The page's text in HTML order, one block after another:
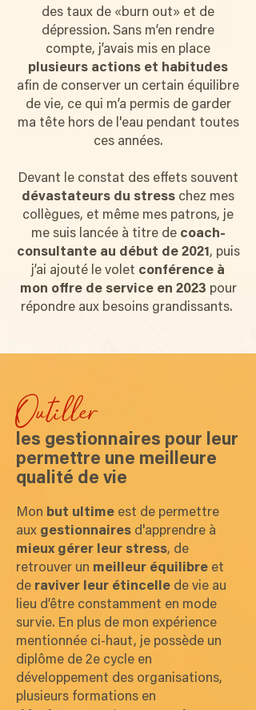
des taux de «burn out» et de
dépression. Sans m’en rendre
compte, j’avais mis en place
plusieurs actions et habitudes
afin de conserver un certain équilibre
de vie, ce qui m’a permis de garder
ma tête hors de l'eau pendant toutes
ces années.
Devant le constat des effets souvent
dévastateurs du stress chez mes
collègues, et même mes patrons, je
me suis lancée à titre de coach-
consultante au début de 2021, puis
j’ai ajouté le volet conférence à
mon offre de service en 2023 pour
répondre aux besoins grandissants.
les gestionnaires pour leur
permettre une meilleure
qualité de vie
Outiller
Mon but ultime est de permettre
aux gestionnaires d'apprendre à
mieux gérer leur stress, de
retrouver un meilleur équilibre et
de raviver leur étincelle de vie au
lieu d’être constamment en mode
survie. En plus de mon expérience
mentionnée ci-haut, je possède un
diplôme de 2e cycle en
développement des organisations,
plusieurs formations en